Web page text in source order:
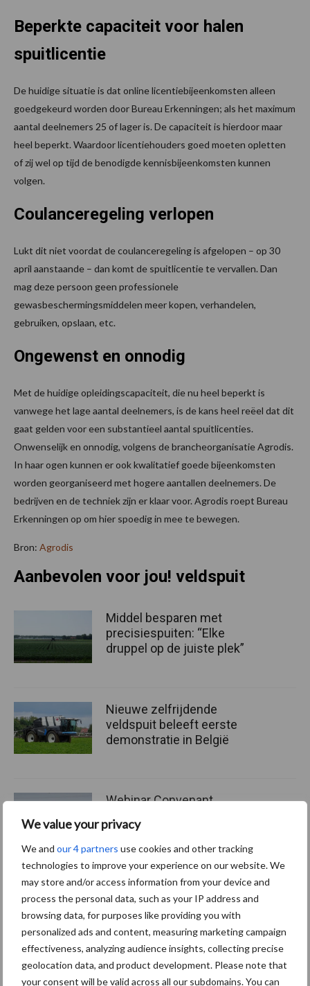
We value your privacy
We and our 4 partners use cookies and other tracking
technologies to improve your experience on our website. We
may store and/or access information from your device and
process the personal data, such as your IP address and
browsing data, for purposes like providing you with
personalized ads and content, measuring marketing campaign
effectiveness, analyzing audience insights, collecting precise
geolocation data, and product development. Please note that
your consent will be valid across all our subdomains. You can
Beperkte capaciteit voor halen
spuitlicentie
De huidige situatie is dat online licentiebijeenkomsten alleen
goedgekeurd worden door Bureau Erkenningen; als het maximum
aantal deelnemers 25 of lager is. De capaciteit is hierdoor maar
heel beperkt. Waardoor licentiehouders goed moeten opletten
of zij wel op tijd de benodigde kennisbijeenkomsten kunnen
volgen.
Coulanceregeling verlopen
Lukt dit niet voordat de coulanceregeling is afgelopen – op 30
april aanstaande – dan komt de spuitlicentie te vervallen. Dan
mag deze persoon geen professionele
gewasbeschermingsmiddelen meer kopen, verhandelen,
gebruiken, opslaan, etc.
Ongewenst en onnodig
Met de huidige opleidingscapaciteit, die nu heel beperkt is
vanwege het lage aantal deelnemers, is de kans heel reëel dat dit
gaat gelden voor een substantieel aantal spuitlicenties.
Onwenselijk en onnodig, volgens de brancheorganisatie Agrodis.
In haar ogen kunnen er ook kwalitatief goede bijeenkomsten
worden georganiseerd met hogere aantallen deelnemers. De
bedrijven en de techniek zijn er klaar voor. Agrodis roept Bureau
Erkenningen op om hier spoedig in mee te bewegen.
Bron: Agrodis
Aanbevolen voor jou! veldspuit
Middel besparen met
precisiespuiten: “Elke
druppel op de juiste plek”
Nieuwe zelfrijdende
veldspuit beleeft eerste
demonstratie in België
Webinar Convenant
je aan en praat mee
Themapagina's
Machines Duurzaamheid